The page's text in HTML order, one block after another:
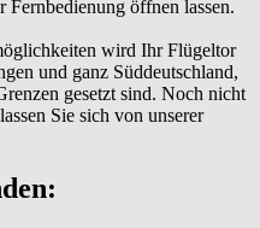
öffnen lassen.
wird Ihr Flügeltor
und ganz Süddeutschland,
gesetzt sind. Noch nicht
Sie sich von unserer